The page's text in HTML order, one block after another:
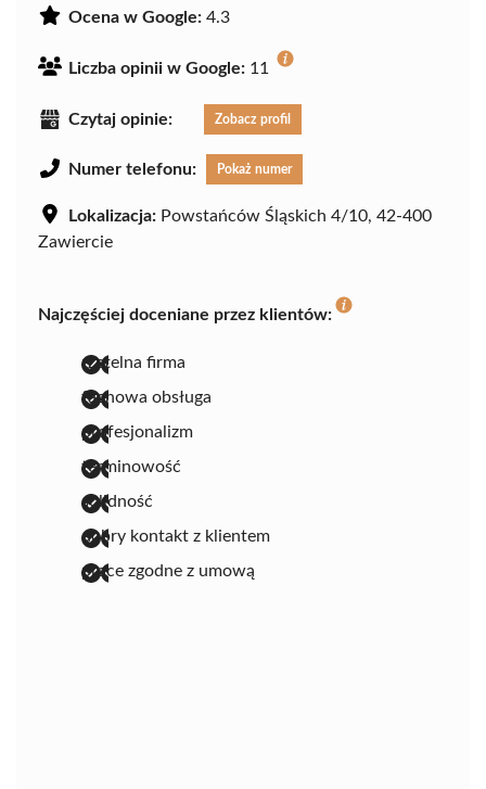
Ocena w Google: 4.3
Liczba opinii w Google: 11
Czytaj opinie: Zobacz profil
Numer telefonu: Pokaż numer
Lokalizacja: Powstańców Śląskich 4/10, 42-400
Zawiercie
Najczęściej doceniane przez klientów:
rzetelna firma
fachowa obsługa
profesjonalizm
terminowość
solidność
dobry kontakt z klientem
prace zgodne z umową